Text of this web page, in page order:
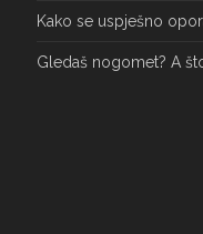
Kako se uspješno
Gledaš nogomet? A